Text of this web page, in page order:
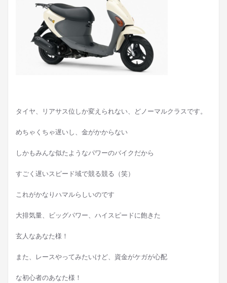
タイヤ、リアサス位しか変えられない、どノーマルクラスです。
めちゃくちゃ遅いし、金がかからない
しかもみんな似たようなパワーのバイクだから
すごく遅いスピード域で競る競る（笑）
これがかなりハマルらしいのです
大排気量、ビッグパワー、ハイスピードに飽きた
玄人なあなた様！
また、レースやってみたいけど、資金がケガが心配
な初心者のあなた様！